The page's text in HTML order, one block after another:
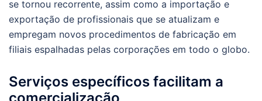
se tornou recorrente, assim como a importação e
exportação de profissionais que se atualizam e
empregam novos procedimentos de fabricação em
filiais espalhadas pelas corporações em todo o globo.
Serviços específicos facilitam a
comercialização